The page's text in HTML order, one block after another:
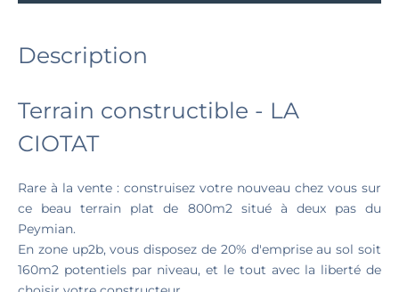
Description
Terrain constructible - LA
CIOTAT
Rare à la vente : construisez votre nouveau chez vous sur
ce beau terrain plat de 800m2 situé à deux pas du
Peymian.
En zone up2b, vous disposez de 20% d'emprise au sol soit
160m2 potentiels par niveau, et le tout avec la liberté de